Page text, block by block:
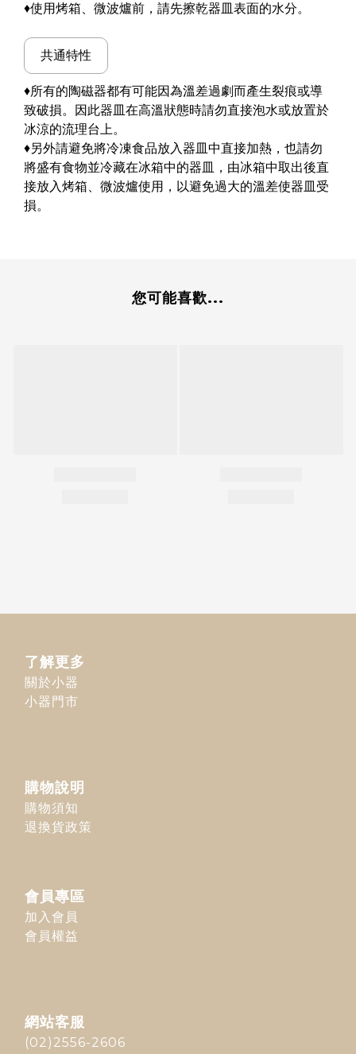
♦使用烤箱、微波爐前，請先擦乾器皿表面的水分。
共通特性
♦所有的陶磁器都有可能因為溫差過劇而產生裂痕或導
致破損。因此器皿在高溫狀態時請勿直接泡水或放置於
冰涼的流理台上。
♦另外請避免將冷凍食品放入器皿中直接加熱，也請勿
將盛有食物並冷藏在冰箱中的器皿，由冰箱中取出後直
接放入烤箱、微波爐使用，以避免過大的溫差使器皿受
損。
您可能喜歡...
了解更多
關於小器
小器門市
購物說明
購物須知
退換貨政策
會員專區
加入會員
會員權益
網站客服
(02)2556-2606